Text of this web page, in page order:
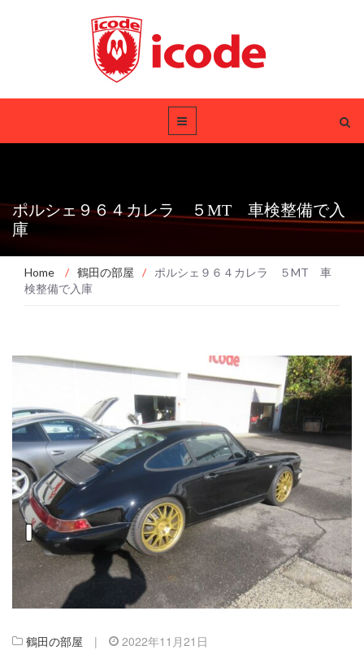
ポルシェ９６４カレラ ５MT 車検整備で入
庫
Home / 鶴田の部屋 /
ポルシェ９６４カレラ ５MT 車
検整備で入庫
鶴田の部屋 | 2022年11月21日